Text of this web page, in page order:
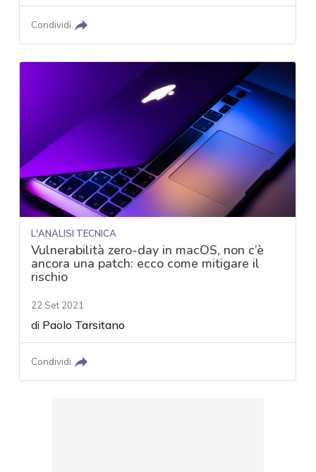
Condividi
L'ANALISI TECNICA
Vulnerabilità zero-day in macOS, non c’è
ancora una patch: ecco come mitigare il
rischio
22 Set 2021
di Paolo Tarsitano
Condividi